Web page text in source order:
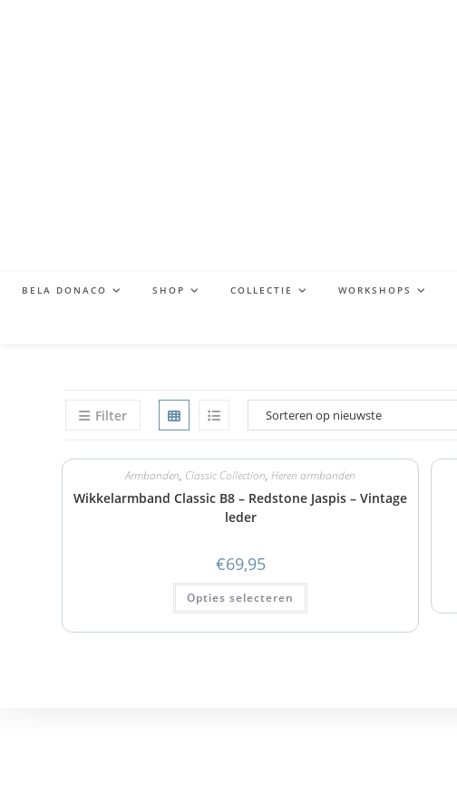
BELA DONACO SHOP COLLECTIE WORKSHOPS
Filter
Armbanden, Classic Collection,Heren armbanden
Wikkelarmband Classic B8 – Redstone Jaspis – Vintage
leder
€69,95
Opties selecteren